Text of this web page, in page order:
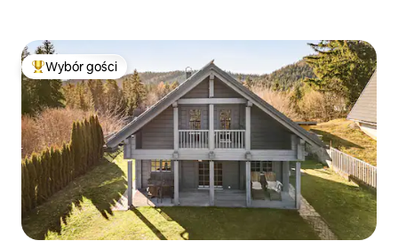
Najpopularniejsze z kategorii Wybór gości
Wybór gości